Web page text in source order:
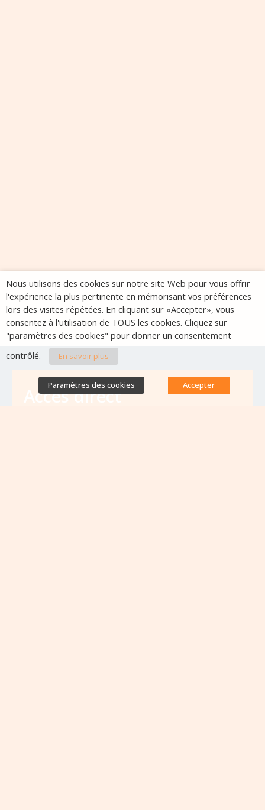
Accès direct
Nous utilisons des cookies sur notre site Web pour vous offrir
l'expérience la plus pertinente en mémorisant vos préférences
lors des visites répétées. En cliquant sur «Accepter», vous
consentez à l'utilisation de TOUS les cookies. Cliquez sur
"paramètres des cookies" pour donner un consentement
contrôlé.
En savoir plus
Paramètres des cookies Accepter